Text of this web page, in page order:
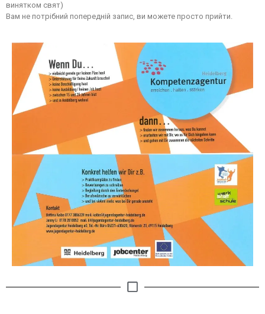
винятком свят)
Вам не потрібний попередній запис, ви можете просто прийти.